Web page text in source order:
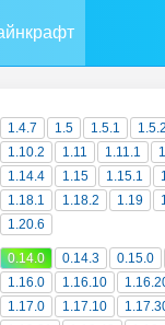
1.4.7 1.5 1.5.1 1.5.2
1.10.2
1.11 1.11.1
1.14.4
1.15 1.15.1
1.18.1
1.18.2 1.19
1.20.6
0.14.0 0.14.3 0.15.0
1.16.0
1.16.10
1.17.0
1.17.10